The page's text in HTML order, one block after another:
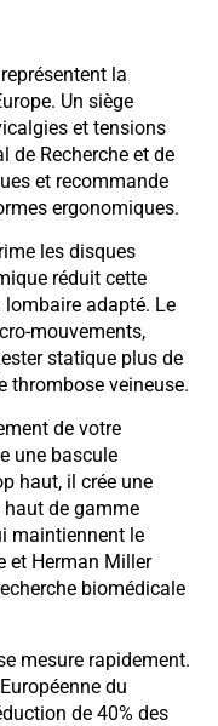
la
Un siège
et tensions
de Recherche et de
et recommande
ergonomiques.
les disques
réduit cette
lombaire adapté. Le
mouvements,
statique plus de
thrombose veineuse.
de votre
une bascule
haut, il crée une
de gamme
maintiennent le
et Herman Miller
biomédicale
mesure rapidement.
du
de 40% des